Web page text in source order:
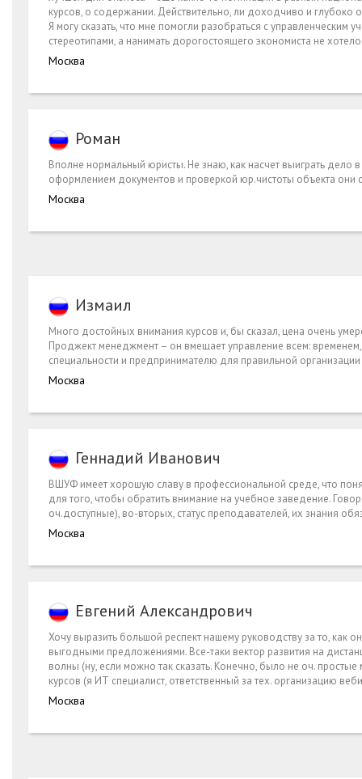
курсов, о содержании. Действительно, ли доходчиво и глубоко
Я могу сказать, что мне помогли разобраться с
стереотипами, а нанимать дорогостоящего экономиста не
Москва
Роман
Вполне нормальный юристы. Не знаю, как насчет выиграть
оформлением документов и проверкой юр.чистоты объекта они
Москва
Измаил
Много достойных внимания курсов и, бы сказал, цена очень
Проджект менеджмент – он вмещает управление всем:
специальности и предпринимателю для правильной
Москва
Геннадий Иванович
ВШУФ имеет хорошую славу в профессиональной среде, что
для того, чтобы обратить внимание на учебное заведение.
оч.доступные), во-вторых, статус преподавателей, их знания
Москва
Евгений Александрович
Хочу выразить большой респект нашему руководству за то,
выгодными предложениями. Все-таки вектор развития на
волны (ну, если можно так сказать. Конечно, было не оч.
курсов (я ИТ специалист, ответственный за тех. организацию
Москва